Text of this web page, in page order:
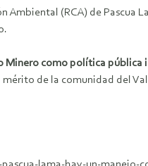
Ambiental (RCA) de
Minero como política pública
mérito de la comunidad del